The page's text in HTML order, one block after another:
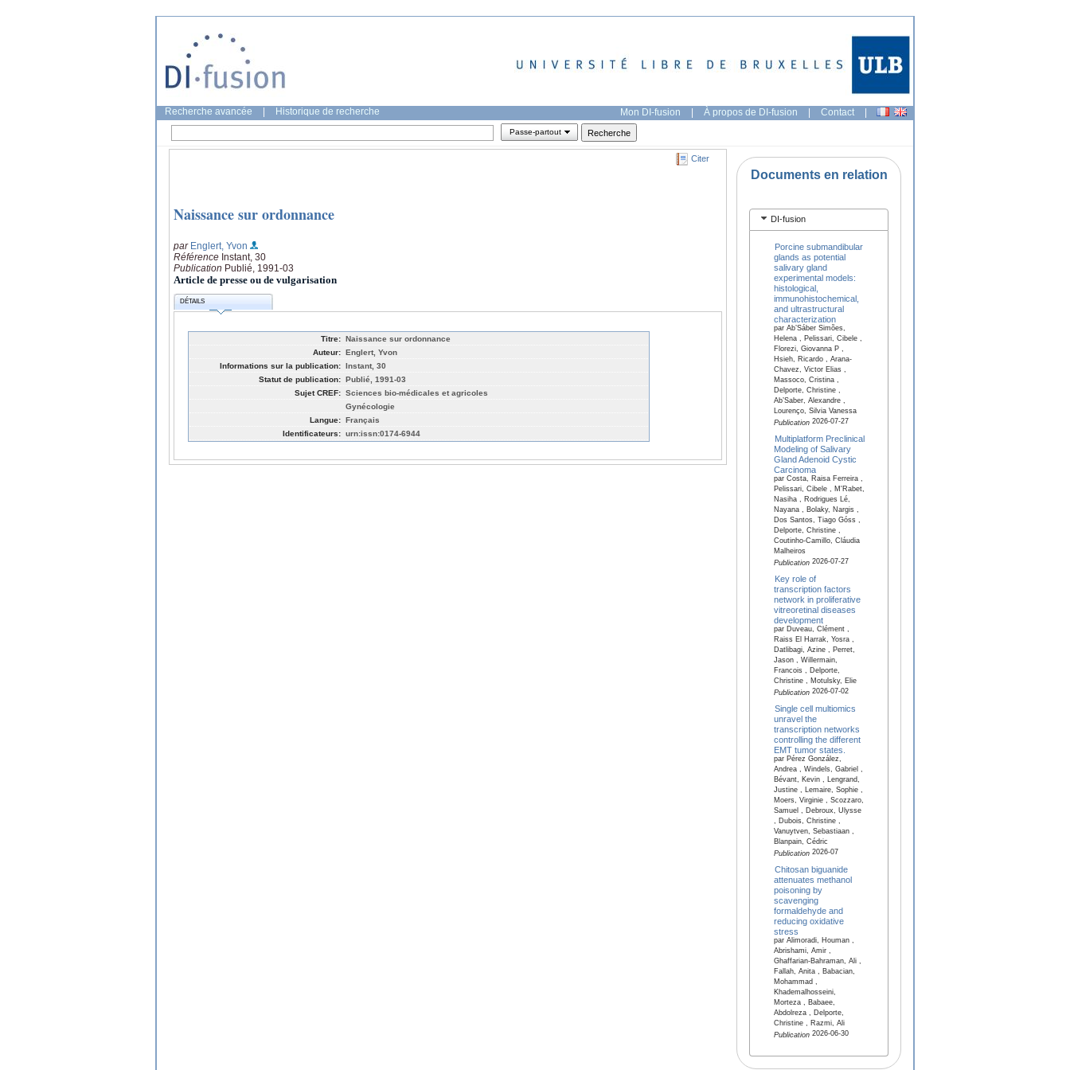
Recherche avancée Historique de recherche Mon DI-fusion | À propos de DI-fusion | Contact |
Passe-partout
Citer
Naissance sur ordonnance
par Englert, Yvon
Référence Instant, 30
Publication Publié, 1991-03
Article de presse ou de vulgarisation
DÉTAILS
Titre: Naissance sur ordonnance
Auteur: Englert, Yvon
Informations sur la publication: Instant, 30
Statut de publication: Publié, 1991-03
Sujet CREF: Sciences bio-médicales et agricoles
Gynécologie
Langue: Français
Identificateurs: urn:issn:0174-6944
Documents en relation
DI-fusion
Porcine submandibular
glands as potential
salivary gland
experimental models:
histological,
immunohistochemical,
and ultrastructural
characterization
par Ab’Sáber Simões,
Helena , Pelissari, Cibele ,
Florezi, Giovanna P ,
Hsieh, Ricardo , Arana-
Chavez, Victor Elias ,
Massoco, Cristina ,
Delporte, Christine ,
Ab’Saber, Alexandre ,
Lourenço, Silvia Vanessa
Publication2026-07-27
Multiplatform Preclinical
Modeling of Salivary
Gland Adenoid Cystic
Carcinoma
par Costa, Raisa Ferreira ,
Pelissari, Cibele , M'Rabet,
Nasiha , Rodrigues Lé,
Nayana , Bolaky, Nargis ,
Dos Santos, Tiago Góss ,
Delporte, Christine ,
Coutinho-Camillo, Cláudia
Malheiros
Publication2026-07-27
Key role of
transcription factors
network in proliferative
vitreoretinal diseases
development
par Duveau, Clément ,
Raiss El Harrak, Yosra ,
Datlibagi, Azine , Perret,
Jason , Willermain,
Francois , Delporte,
Christine , Motulsky, Elie
Publication2026-07-02
Single cell multiomics
unravel the
transcription networks
controlling the different
EMT tumor states.
par Pérez González,
Andrea , Windels, Gabriel ,
Bévant, Kevin , Lengrand,
Justine , Lemaire, Sophie ,
Moers, Virginie , Scozzaro,
Samuel , Debroux, Ulysse
, Dubois, Christine ,
Vanuytven, Sebastiaan ,
Blanpain, Cédric
Publication2026-07
Chitosan biguanide
attenuates methanol
poisoning by
scavenging
formaldehyde and
reducing oxidative
stress
par Alimoradi, Houman ,
Abrishami, Amir ,
Ghaffarian-Bahraman, Ali ,
Fallah, Anita , Babacian,
Mohammad ,
Khademalhosseini,
Morteza , Babaee,
Abdolreza , Delporte,
Christine , Razmi, Ali
Publication2026-06-30